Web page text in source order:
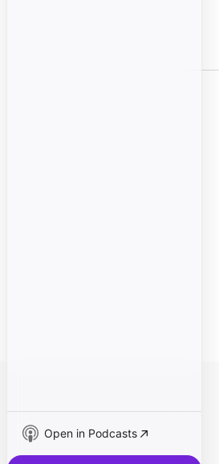
Open in Podcasts